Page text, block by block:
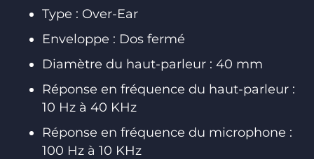
Type : Over-Ear
Enveloppe : Dos fermé
Diamètre du haut-parleur : 40 mm
Réponse en fréquence du haut-parleur :
10 Hz à 40 KHz
Réponse en fréquence du microphone :
100 Hz à 10 KHz